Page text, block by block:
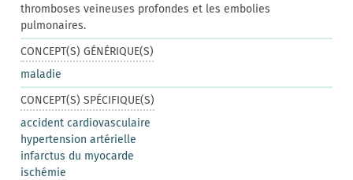
thromboses veineuses profondes et les embolies
pulmonaires.
CONCEPT(S) GÉNÉRIQUE(S)
maladie
CONCEPT(S) SPÉCIFIQUE(S)
accident cardiovasculaire
hypertension artérielle
infarctus du myocarde
ischémie